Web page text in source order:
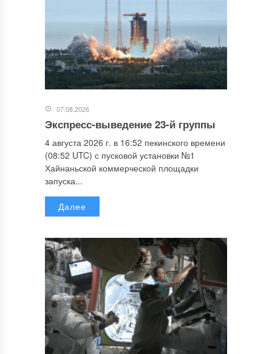
07.08.2026
Экспресс-выведение 23-й группы
4 августа 2026 г. в 16:52 пекинского времени
(08:52 UTC) с пусковой установки №1
Хайнаньской коммерческой площадки
запуска...
Далее